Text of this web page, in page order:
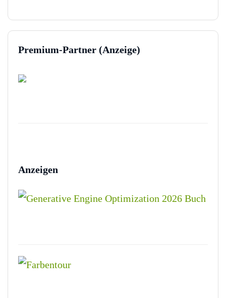
Premium-Partner (Anzeige)
Anzeigen